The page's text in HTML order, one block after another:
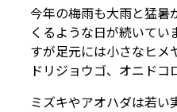
今年の梅雨も大雨と猛暑
くるような日が続いてい
すが足元には小さなヒメ
ドリジョウゴ、オニドコ
ミズキやアオハダは若い